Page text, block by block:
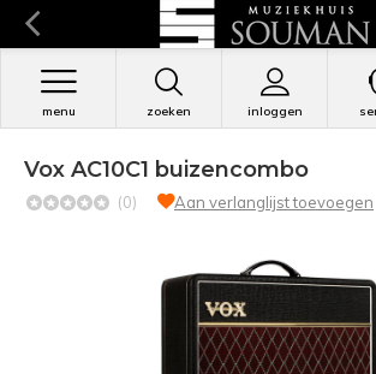
zoeken inloggen
menu
Vox AC10C1 buizencombo
(0) Aan verlanglijst toevoegen